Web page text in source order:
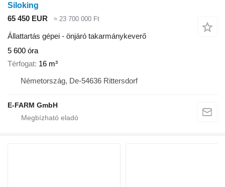
Siloking
65 450 EUR
≈ 23 700 000 Ft
Állattartás gépei - önjáró takarmánykeverő
5 600 óra
Térfogat 16 m³
Németország, De-54636 Rittersdorf
E-FARM GmbH